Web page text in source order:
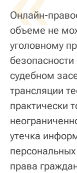
Онлайн-
объеме не
уголовному
судебном
трансляции
практически
утечка
права